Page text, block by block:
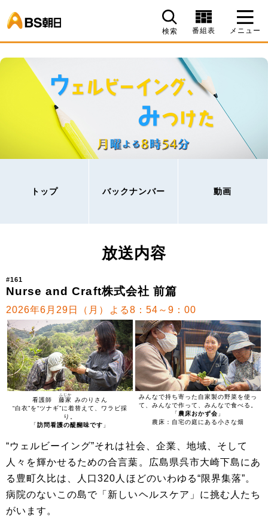
検索 番組表 メニュー
トップ バックナンバー 動画
放送内容
#161
Nurse and Craft株式会社 前篇
2026年6月29日（月）よる8：54～9：00
看護師藤家
ふじか
みのりさん
“白衣”を“ツナギ”に着替えて、ワラビ採
り。
「訪問看護の醍醐味です 」
みんなで持ち寄った自家製の野菜を使っ
て、みんなで作って、みんなで食べる。
「 農床おかず会 」
農床：自宅の庭にある小さな畑
“ウェルビーイング”それは社会、企業、地域、そして
人々を輝かせるための合言葉。広島県呉市大崎下島にあ
る豊町久比は、人口320人ほどのいわゆる“限界集落”。
病院のないこの島で「新しいヘルスケア」に挑む人たち
がいます。